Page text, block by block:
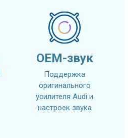
OEM-звук
Поддержка
оригинального
усилителя Audi и
настроек звука